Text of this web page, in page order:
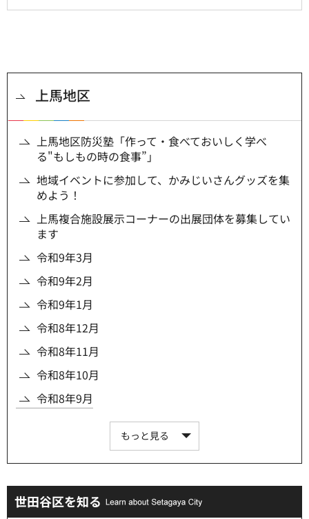
上馬地区
上馬地区防災塾「作って・食べておいしく学べ
る"もしもの時の食事”」
地域イベントに参加して、かみじいさんグッズを集
めよう！
上馬複合施設展示コーナーの出展団体を募集してい
ます
令和9年3月
令和9年2月
令和9年1月
令和8年12月
令和8年11月
令和8年10月
令和8年9月
もっと見る
世田谷区を知る